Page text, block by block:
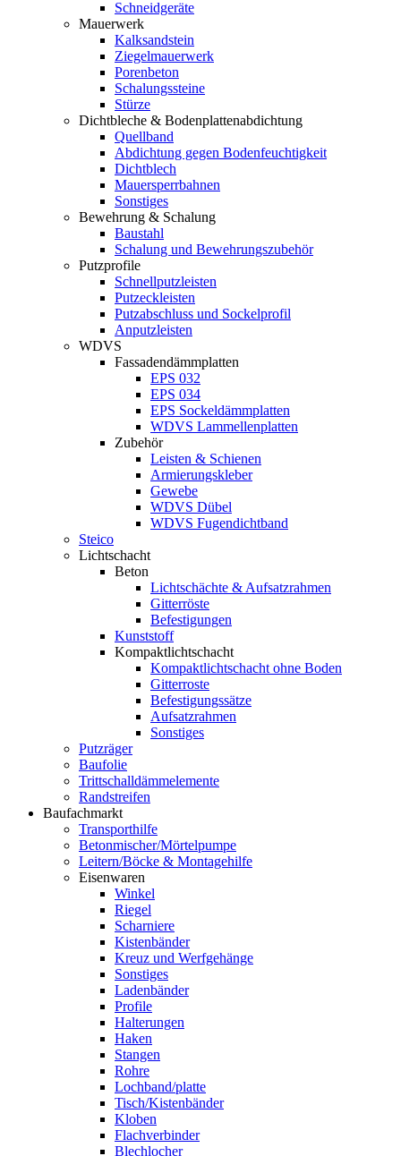
Schneidgeräte
Mauerwerk
Kalksandstein
Ziegelmauerwerk
Porenbeton
Schalungssteine
Stürze
Dichtbleche & Bodenplattenabdichtung
Quellband
Abdichtung gegen Bodenfeuchtigkeit
Dichtblech
Mauersperrbahnen
Sonstiges
Bewehrung & Schalung
Baustahl
Schalung und Bewehrungszubehör
Putzprofile
Schnellputzleisten
Putzeckleisten
Putzabschluss und Sockelprofil
Anputzleisten
WDVS
Fassadendämmplatten
EPS 032
EPS 034
EPS Sockeldämmplatten
WDVS Lammellenplatten
Zubehör
Leisten & Schienen
Armierungskleber
Gewebe
WDVS Dübel
WDVS Fugendichtband
Steico
Lichtschacht
Beton
Lichtschächte & Aufsatzrahmen
Gitterröste
Befestigungen
Kunststoff
Kompaktlichtschacht
Kompaktlichtschacht ohne Boden
Gitterroste
Befestigungssätze
Aufsatzrahmen
Sonstiges
Putzräger
Baufolie
Trittschalldämmelemente
Randstreifen
Baufachmarkt
Transporthilfe
Betonmischer/Mörtelpumpe
Leitern/Böcke & Montagehilfe
Eisenwaren
Winkel
Riegel
Scharniere
Kistenbänder
Kreuz und Werfgehänge
Sonstiges
Ladenbänder
Profile
Halterungen
Haken
Stangen
Rohre
Lochband/platte
Tisch/Kistenbänder
Kloben
Flachverbinder
Blechlocher